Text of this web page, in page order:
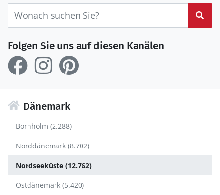
Folgen Sie uns auf diesen Kanälen
Dänemark
Bornholm (2.288)
Norddänemark (8.702)
Nordseeküste (12.762)
Ostdänemark (5.420)